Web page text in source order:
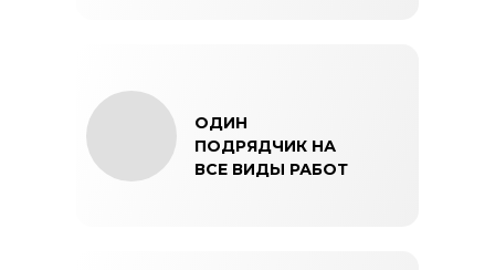
ОДИН
ПОДРЯДЧИК НА
ВСЕ ВИДЫ РАБОТ